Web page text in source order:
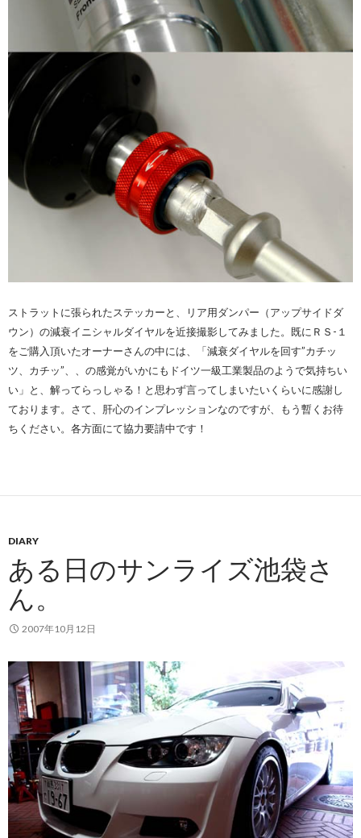
ストラットに張られたステッカーと、リア用ダンパー（アップサイドダ
ウン）の減衰イニシャルダイヤルを近接撮影してみました。既にＲＳ-１
をご購入頂いたオーナーさんの中には、「減衰ダイヤルを回す”カチッ
ツ、カチッ”、、の感覚がいかにもドイツ一級工業製品のようで気持ちい
い」と、解ってらっしゃる！と思わず言ってしまいたいくらいに感謝し
ております。さて、肝心のインプレッションなのですが、もう暫くお待
ちください。各方面にて協力要請中です！
DIARY
ある日のサンライズ池袋さ
ん。
2007年10月12日